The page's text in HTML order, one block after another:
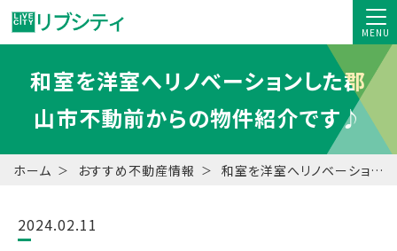
MENU
和室を洋室へリノベーションした郡
山市不動前からの物件紹介です♪
ホーム おすすめ不動産情報 和室を洋室へリノベーションした郡山市不動前からの物件紹介です♪
2024.02.11